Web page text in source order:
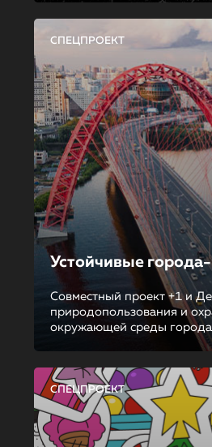
СПЕЦПРОЕКТ
Устойчивые
Совместный проект +1 и
природопользования и
окружающей среды
СПЕЦПРОЕКТ